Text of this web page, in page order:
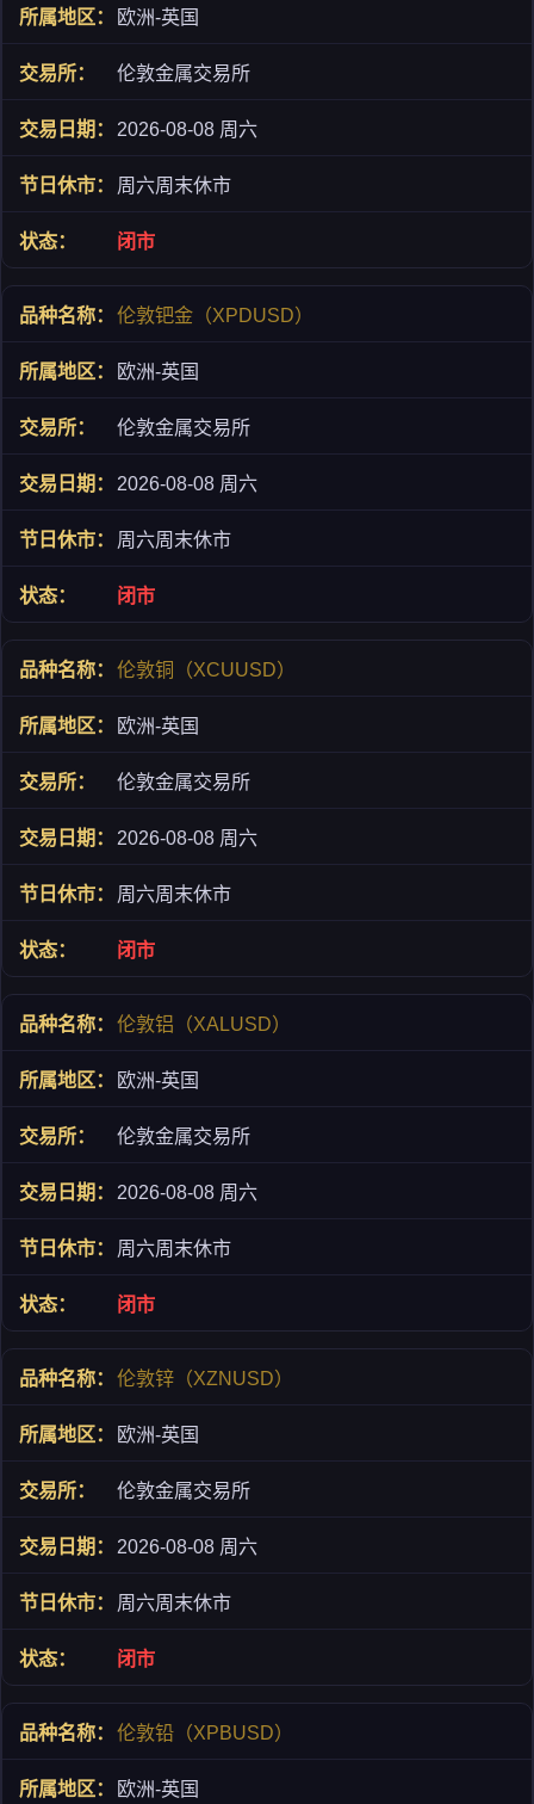
欧洲-英国
伦敦金属交易所
2026-08-08 周六
周六周末休市
闭市
伦敦钯金（XPDUSD）
欧洲-英国
伦敦金属交易所
2026-08-08 周六
周六周末休市
闭市
伦敦铜（XCUUSD）
欧洲-英国
伦敦金属交易所
2026-08-08 周六
周六周末休市
闭市
伦敦铝（XALUSD）
欧洲-英国
伦敦金属交易所
2026-08-08 周六
周六周末休市
闭市
伦敦锌（XZNUSD）
欧洲-英国
伦敦金属交易所
2026-08-08 周六
周六周末休市
闭市
伦敦铅（XPBUSD）
欧洲-英国